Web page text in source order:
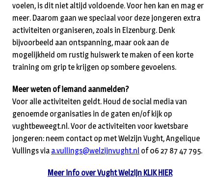
voelen, is dit niet altijd voldoende. Voor hen kan en mag er
meer. Daarom gaan we speciaal voor deze jongeren extra
activiteiten organiseren, zoals in Elzenburg. Denk
bijvoorbeeld aan ontspanning, maar ook aan de
mogelijkheid om rustig huiswerk te maken of een korte
training om grip te krijgen op sombere gevoelens.
Meer weten of iemand aanmelden?
Voor alle activiteiten geldt. Houd de social media van
genoemde organisaties in de gaten en/of kijk op
vughtbeweegt.nl. Voor de activiteiten voor kwetsbare
jongeren: neem contact op met Welzijn Vught, Angelique
Vullings via a.vullings@welzijnvught.nl of 06 27 87 47 795.
Meer info over Vught Welzijn KLIK HIER